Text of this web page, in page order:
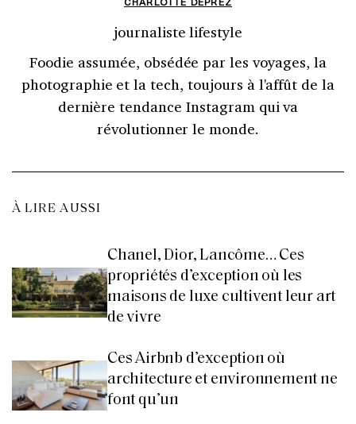
journaliste lifestyle
Foodie assumée, obsédée par les voyages, la
photographie et la tech, toujours à l'affût de la
dernière tendance Instagram qui va
révolutionner le monde.
À LIRE AUSSI
Chanel, Dior, Lancôme… Ces
propriétés d’exception où les
maisons de luxe cultivent leur art
de vivre
Ces Airbnb d’exception où
architecture et environnement ne
font qu’un